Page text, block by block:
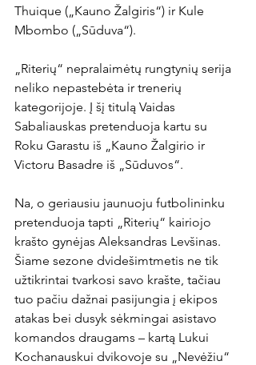
Thuique („Kauno Žalgiris“) ir Kule
Mbombo („Sūduva“).
„Riterių“ nepralaimėtų rungtynių serija
neliko nepastebėta ir trenerių
kategorijoje. Į šį titulą Vaidas
Sabaliauskas pretenduoja kartu su
Roku Garastu iš „Kauno Žalgirio ir
Victoru Basadre iš „Sūduvos“.
Na, o geriausiu jaunuoju futbolininku
pretenduoja tapti „Riterių“ kairiojo
krašto gynėjas Aleksandras Levšinas.
Šiame sezone dvidešimtmetis ne tik
užtikrintai tvarkosi savo krašte, tačiau
tuo pačiu dažnai pasijungia į ekipos
atakas bei dusyk sėkmingai asistavo
komandos draugams – kartą Lukui
Kochanauskui dvikovoje su „Nevėžiu“